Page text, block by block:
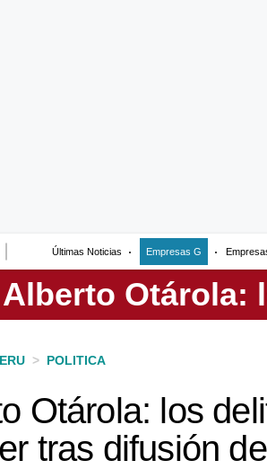
Últimas Noticias Empresas G
> POLITICA
Otárola: los
tras difusión